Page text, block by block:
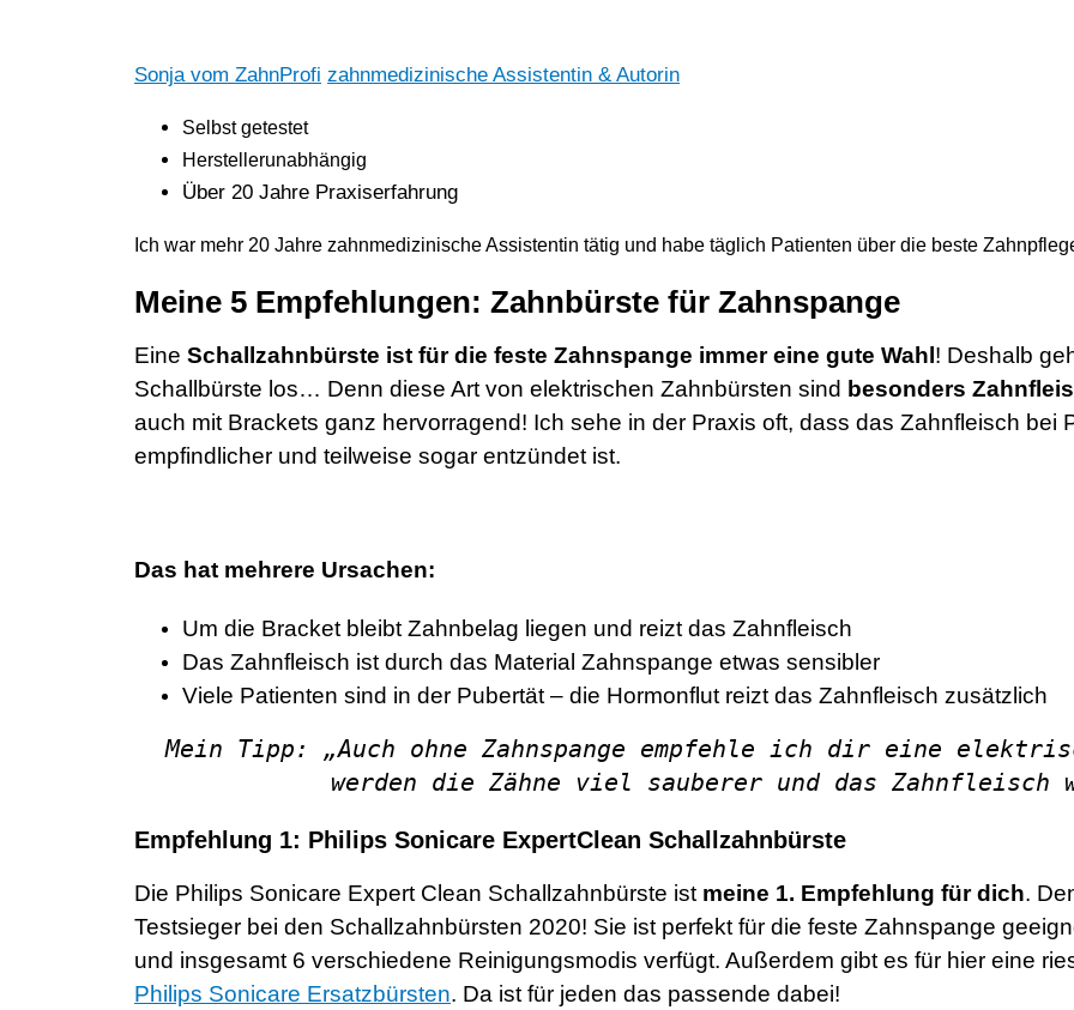
Sonja vom ZahnProfi zahnmedizinische Assistentin & Autorin
Selbst getestet
Herstellerunabhängig
Über 20 Jahre Praxiserfahrung
Ich war mehr 20 Jahre zahnmedizinische Assistentin tätig und habe täglich Patienten über die beste
Meine 5 Empfehlungen: Zahnbürste für Zahnspange
Eine Schallzahnbürste ist für die feste Zahnspange immer eine gute Wahl! Deshalb
Schallbürste los… Denn diese Art von elektrischen Zahnbürsten sind besonders
auch mit Brackets ganz hervorragend! Ich sehe in der Praxis oft, dass das Zahnfleisch bei
empfindlicher und teilweise sogar entzündet ist.
Das hat mehrere Ursachen:
Um die Bracket bleibt Zahnbelag liegen und reizt das Zahnfleisch
Das Zahnfleisch ist durch das Material Zahnspange etwas sensibler
Viele Patienten sind in der Pubertät – die Hormonflut reizt das Zahnfleisch zusätzlich
Mein Tipp: „Auch ohne Zahnspange empfehle ich dir eine
werden die Zähne viel sauberer und das Zahnfleisch
Empfehlung 1: Philips Sonicare ExpertClean Schallzahnbürste
Die Philips Sonicare Expert Clean Schallzahnbürste ist meine 1. Empfehlung für dich.
Testsieger bei den Schallzahnbürsten 2020! Sie ist perfekt für die feste Zahnspange
und insgesamt 6 verschiedene Reinigungsmodis verfügt. Außerdem gibt es für hier eine
Philips Sonicare Ersatzbürsten. Da ist für jeden das passende dabei!